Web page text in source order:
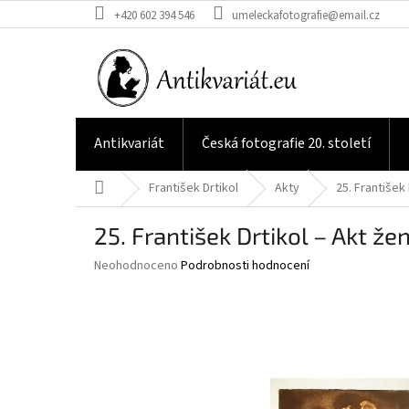
na
+420 602 394 546 umeleckafotografie@email.cz
Antikvariát Česká fotografie 20. století
Domů František Drtikol Akty 25.
25. František Drtikol – Akt
Průměrné
Neohodnoceno Podrobnosti hodnocení